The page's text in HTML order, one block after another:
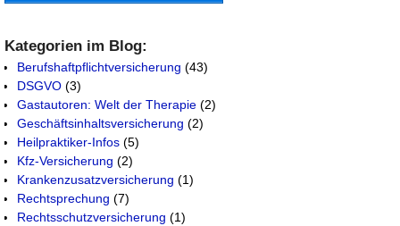
Kategorien im Blog:
Berufshaftpflichtversicherung (43)
DSGVO (3)
Gastautoren: Welt der Therapie (2)
Geschäftsinhaltsversicherung (2)
Heilpraktiker-Infos (5)
Kfz-Versicherung (2)
Krankenzusatzversicherung (1)
Rechtsprechung (7)
Rechtsschutzversicherung (1)